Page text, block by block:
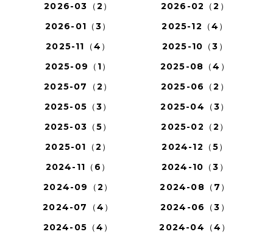
2026-03（2）
2026-02（2）
2026-01（3）
2025-12（4）
2025-11（4）
2025-10（3）
2025-09（1）
2025-08（4）
2025-07（2）
2025-06（2）
2025-05（3）
2025-04（3）
2025-03（5）
2025-02（2）
2025-01（2）
2024-12（5）
2024-11（6）
2024-10（3）
2024-09（2）
2024-08（7）
2024-07（4）
2024-06（3）
2024-05（4）
2024-04（4）